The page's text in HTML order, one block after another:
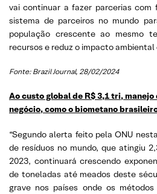
vai continuar a fazer parcerias com
sistema de parceiros no mundo
população crescente ao mesmo
recursos e reduz o impacto ambiental
Fonte: Brazil Journal, 28/02/2024
Ao custo global de R$ 3,1 tri,
negócio, como o biometano
“Segundo alerta feito pela ONU
de resíduos no mundo, que atingiu
2023, continuará crescendo
de toneladas até meados deste
grave nos países onde os